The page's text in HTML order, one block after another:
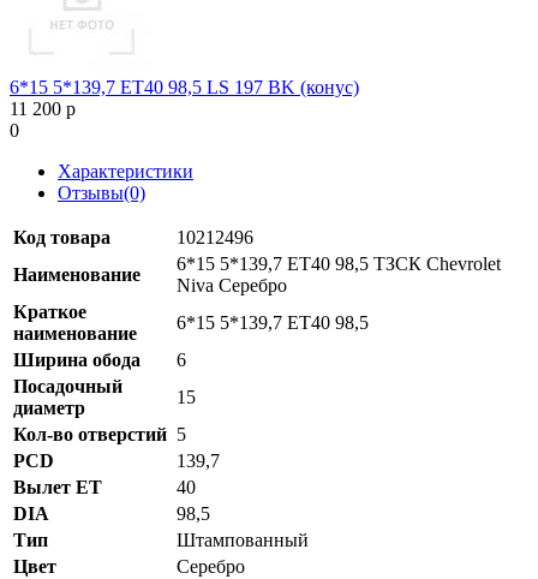
6*15 5*139,7 ET40 98,5 LS 197 BK (конус)
11 200 р
0
Характеристики
Отзывы(0)
Код товара
10212496
Наименование
6*15 5*139,7 ET40 98,5 ТЗСК Chevrolet
Niva Серебро
Краткое
наименование
6*15 5*139,7 ET40 98,5
Ширина обода
6
Посадочный
диаметр
15
Кол-во отверстий 5
PCD
139,7
Вылет ET
40
DIA
98,5
Тип
Штампованный
Цвет
Серебро